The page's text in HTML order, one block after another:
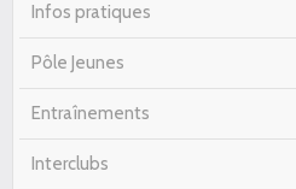
Infos pratiques
Pôle Jeunes
Entraînements
Interclubs